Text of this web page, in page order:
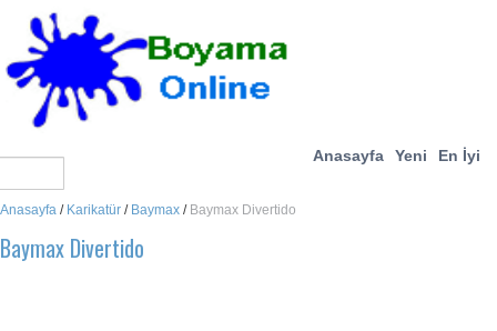
Anasayfa Yeni En İyi
Anasayfa / Karikatür / Baymax / Baymax Divertido
Baymax Divertido